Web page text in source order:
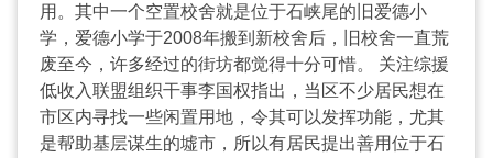
用。其中一个空置校舍就是位于石峡尾的旧爱德小
学，爱德小学于2008年搬到新校舍后，旧校舍一直荒
废至今，许多经过的街坊都觉得十分可惜。 关注综援
低收入联盟组织干事李国权指出，当区不少居民想在
市区内寻找一些闲置用地，令其可以发挥功能，尤其
是帮助基层谋生的墟市，所以有居民提出善用位于石